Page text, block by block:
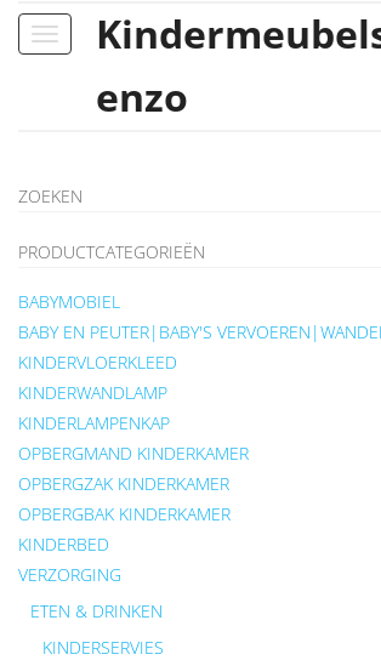
Toggle
enzo
ZOEKEN
PRODUCTCATEGORIEËN
BABYMOBIEL
BABY EN PEUTER|BABY'S
KINDERVLOERKLEED
KINDERWANDLAMP
KINDERLAMPENKAP
OPBERGMAND KINDERKAMER
OPBERGZAK KINDERKAMER
OPBERGBAK KINDERKAMER
KINDERBED
VERZORGING
ETEN & DRINKEN
KINDERSERVIES